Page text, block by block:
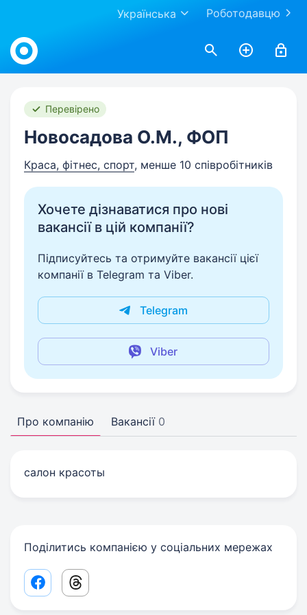
Роботодавцю
Українська
Work.ua
Перевірено
Новосадова О.М., ФОП
Краса, фітнес, спорт, менше 10 співробітників
Хочете дізнаватися про нові
вакансії в цій компанії?
Підписуйтесь та отримуйте вакансії цієї
компанії в Telegram та Viber.
Telegram
Viber
Про компанію Вакансії 0
салон красоты
Поділитись компанією у соціальних мережах
Facebook share link
Threads share link